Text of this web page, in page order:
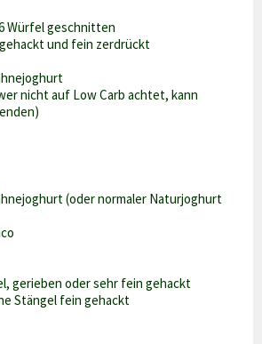
Würfel geschnitten
und fein zerdrückt
nicht auf Low Carb achtet, kann
(oder normaler Naturjoghurt
gerieben oder sehr fein gehackt
Stängel fein gehackt